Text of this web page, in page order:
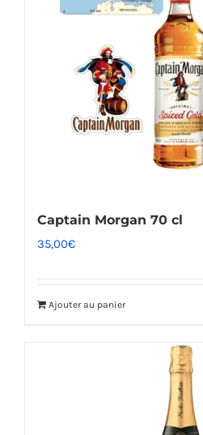
Captain Morgan 70 cl
35,00€
Ajouter au panier